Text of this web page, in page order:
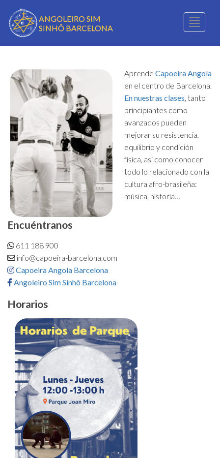
ANGOLEIRO SIM
SINHÔ BARCELONA
Toggle
Aprende Capoeira Angola
en el centro de Barcelona.
En nuestras clases, tanto
principiantes como
avanzados pueden
mejorar su resistencia,
equilibrio y condición
física, así como conocer
todo lo relacionado con la
cultura afro-brasileña:
música, historia…
Encuéntranos
611 188 900
info@capoeira-barcelona.com
Capoeira Angola Barcelona
Angoleiro Sim Sinhô Barcelona
Horarios